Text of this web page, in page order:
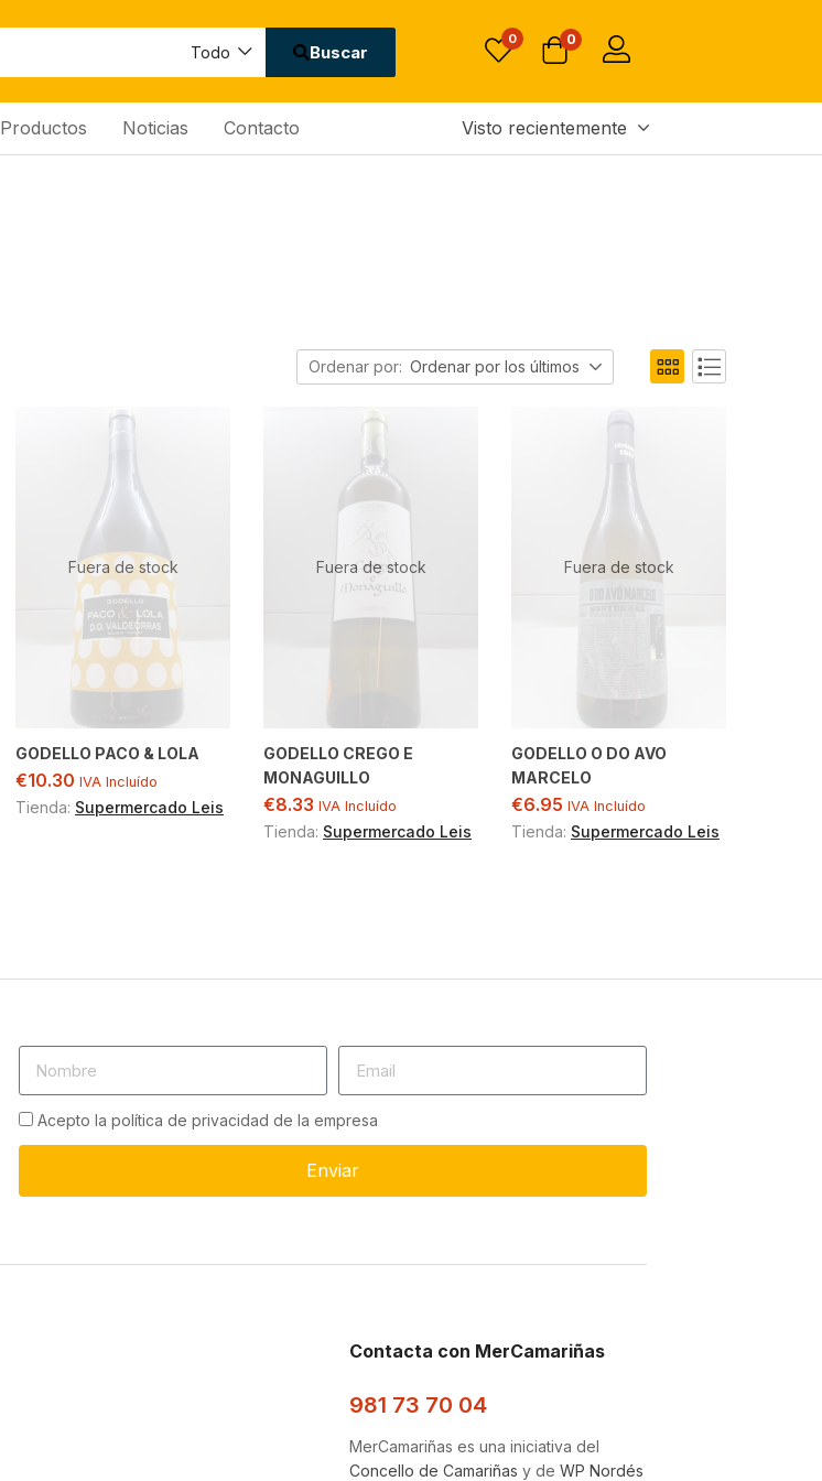
Todo Buscar
0 0
Productos Noticias Contacto Visto recientemente
Ordenar por: Ordenar por los últimos
Fuera de stock
GODELLO PACO & LOLA
€10.30 IVA Incluído
Tienda: Supermercado Leis
Fuera de stock
GODELLO CREGO E
MONAGUILLO
€8.33 IVA Incluído
Tienda: Supermercado Leis
Fuera de stock
GODELLO O DO AVO
MARCELO
€6.95 IVA Incluído
Tienda: Supermercado Leis
Acepto la política de privacidad de la empresa
Enviar
Contacta con MerCamariñas
981 73 70 04
MerCamariñas es una iniciativa del
Concello de Camariñas y de WP Nordés